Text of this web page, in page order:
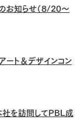
お知らせ（8/20～
ト＆デザインコン
社を訪問してPBL成